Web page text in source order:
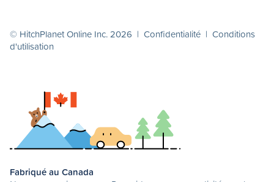
© HitchPlanet Online Inc. 2026 | Confidentialité | Conditions
d'utilisation
Fabriqué au Canada